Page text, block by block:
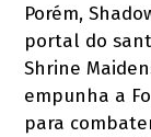
Porém,
portal do
Shrine
empunha a
para